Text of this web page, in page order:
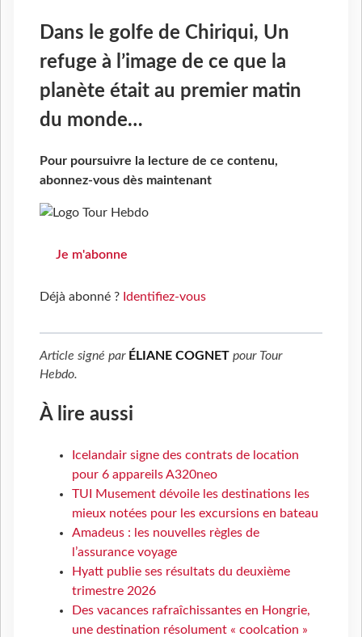
Dans le golfe de Chiriqui, Un
refuge à l’image de ce que la
planète était au premier matin
du monde…
Pour poursuivre la lecture de ce contenu,
abonnez-vous dès maintenant
Je m'abonne
Déjà abonné ? Identifiez-vous
Article signé par ÉLIANE COGNET pour Tour
Hebdo.
À lire aussi
Icelandair signe des contrats de location
pour 6 appareils A320neo
TUI Musement dévoile les destinations les
mieux notées pour les excursions en bateau
Amadeus : les nouvelles règles de
l’assurance voyage
Hyatt publie ses résultats du deuxième
trimestre 2026
Des vacances rafraîchissantes en Hongrie,
une destination résolument « coolcation »